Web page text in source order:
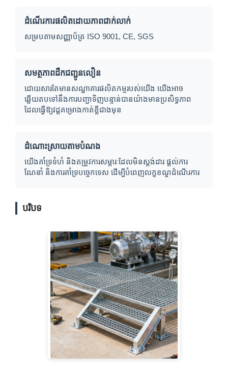
ដំណើរការផលិតដោយភាពជាក់លាក់
សម្របតាមសញ្ញាប័ត្រ ISO 9001, CE, SGS
សមត្ថភាពដឹកជញ្ជូនលឿន
ដោយសារតែមានសណ្ឋាគារផលិតកម្មរបស់យើង យើងអាច
ឆ្លើយតបទៅនឹងការបញ្ជាទិញបន្ទាន់បានយ៉ាងមានប្រសិទ្ធភាព
ដែលធ្វើឱ្យវដ្ដគម្រោងកាត់ខ្លីជាងមុន
ដំណោះស្រាយតាមបំណង
យើងគាំទ្រទំហំ និងតម្រូវការសម្ភារៈដែលមិនស្តង់ដារ ផ្តល់ការ
ណែនាំ និងការគាំទ្របច្ចេកទេស ដើម្បីបំពេញលក្ខខណ្ឌដំណើរការ
បរិបទ